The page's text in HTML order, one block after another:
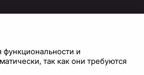
Напишите нам
и
так как они требуются